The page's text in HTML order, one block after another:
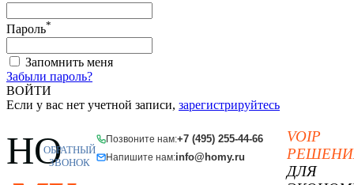
Пароль*
Запомнить меня
Забыли пароль?
ВОЙТИ
Если у вас нет учетной записи, зарегистрируйтесь
HO
Позвоните нам:+7 (495) 255-44-66
Напишите нам:info@homy.ru
ОБРАТНЫЙ
ЗВОНОК
VOIP
ДЛЯ